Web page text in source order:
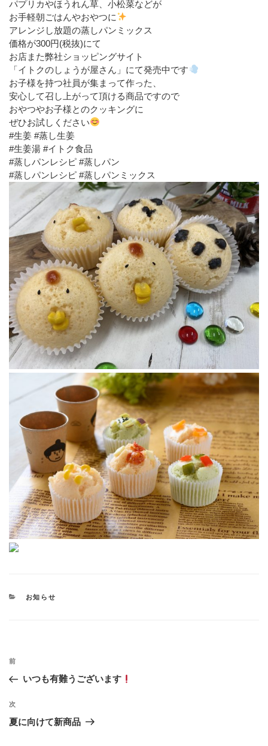
パプリカやほうれん草、小松菜などが
お手軽朝ごはんやおやつに
アレンジし放題の蒸しパンミックス
価格が300円(税抜)にて
お店また弊社ショッピングサイト
「イトクのしょうが屋さん」にて発売中です
お子様を持つ社員が集まって作った、
安心して召し上がって頂ける商品ですので
おやつやお子様とのクッキングに
ぜひお試しください
#生姜 #蒸し生姜
#生姜湯 #イトク食品
#蒸しパンレシピ #蒸しパン
#蒸しパンレシピ #蒸しパンミックス
カ
お知らせ
投
ビ
ゲ
過
去
投
前
いつも有難うございます
次
の
次
夏に向けて新商品